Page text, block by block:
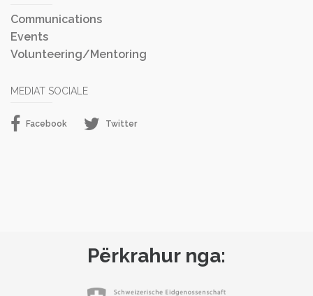
Communications
Events
Volunteering/Mentoring
MEDIAT SOCIALE
Facebook Twitter
Përkrahur nga: